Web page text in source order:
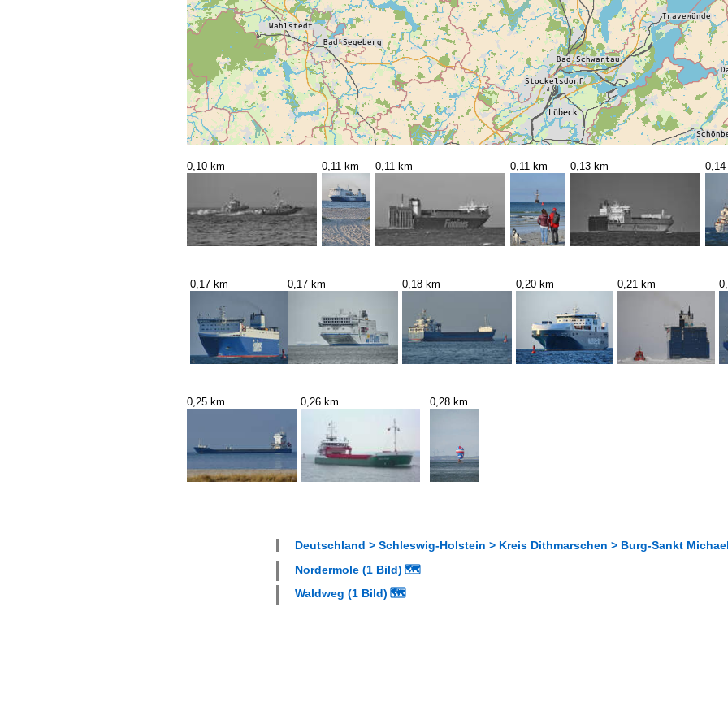
0,10 km 0,11 km 0,11 km 0,11 km 0,13 km 0,14
0,17 km 0,17 km 0,18 km 0,20 km 0,21 km
0,25 km 0,26 km 0,28 km
Deutschland > Schleswig-Holstein > Kreis Dithmarschen > Burg-Sankt
Nordermole (1 Bild) 🗺
Waldweg (1 Bild) 🗺